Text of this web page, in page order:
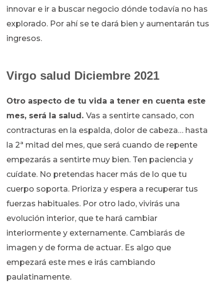
innovar e ir a buscar negocio dónde todavía no has
explorado. Por ahí se te dará bien y aumentarán tus
ingresos.
Virgo salud Diciembre 2021
Otro aspecto de tu vida a tener en cuenta este
mes, será la salud.Vas a sentirte cansado, con
contracturas en la espalda, dolor de cabeza… hasta
la 2ª mitad del mes, que será cuando de repente
empezarás a sentirte muy bien. Ten paciencia y
cuídate. No pretendas hacer más de lo que tu
cuerpo soporta. Prioriza y espera a recuperar tus
fuerzas habituales. Por otro lado, vivirás una
evolución interior, que te hará cambiar
interiormente y externamente. Cambiarás de
imagen y de forma de actuar. Es algo que
empezará este mes e irás cambiando
paulatinamente.